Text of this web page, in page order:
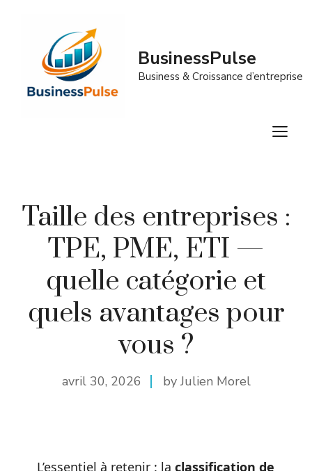
BusinessPulse
Business & Croissance d’entreprise
Taille des entreprises :
TPE, PME, ETI —
quelle catégorie et
quels avantages pour
vous ?
avril 30, 2026 by Julien Morel
L’essentiel à retenir : la classification de